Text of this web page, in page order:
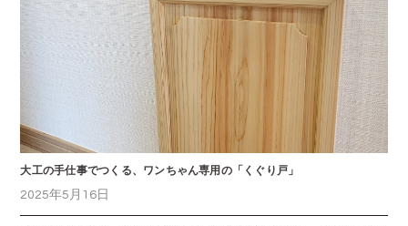
大工の手仕事でつくる、ワンちゃん専用の「くぐり戸」
2025年5月16日